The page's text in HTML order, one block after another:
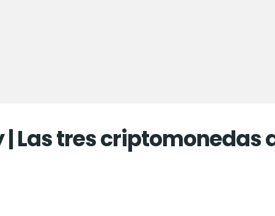
Las tres criptomonedas